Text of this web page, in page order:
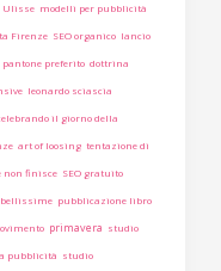
Ulisse modelli per pubblicità
Firenze SEO organico lancio
pantone preferito dottrina
leonardo sciascia
il giorno della
art of loosing tentazione di
non finisce SEO gratuito
bellissime pubblicazione libro
primavera studio
pubblicità studio